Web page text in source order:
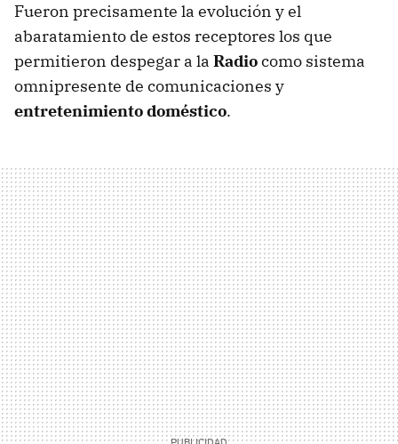
Fueron precisamente la evolución y el
abaratamiento de estos receptores los que
permitieron despegar a la Radiocomo sistema
omnipresente de comunicaciones y
entretenimiento doméstico.